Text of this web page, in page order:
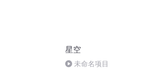
星空
未命名项目